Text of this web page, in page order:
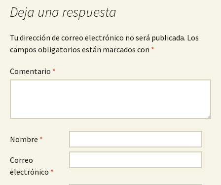
Deja una respuesta
Tu dirección de correo electrónico no será publicada. Los
campos obligatorios están marcados con *
Comentario *
Nombre *
Correo
electrónico *